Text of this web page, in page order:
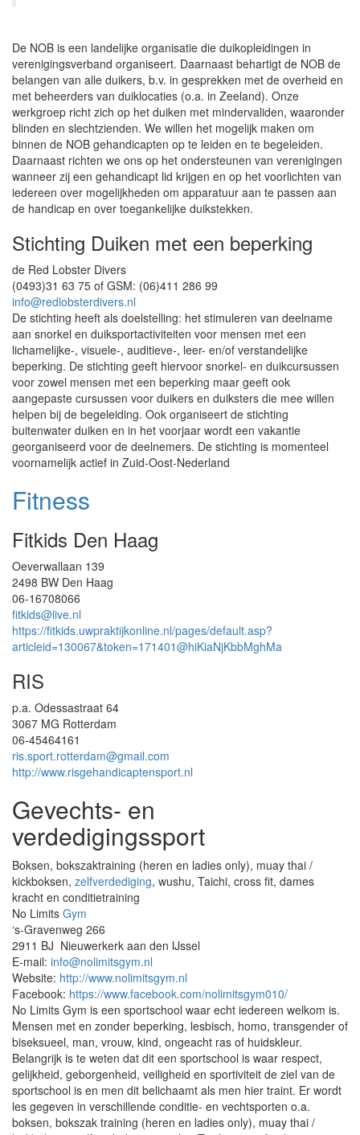
De NOB is een landelijke organisatie die duikopleidingen in
verenigingsverband organiseert. Daarnaast behartigt de NOB de
belangen van alle duikers, b.v. in gesprekken met de overheid en
met beheerders van duiklocaties (o.a. in Zeeland). Onze
werkgroep richt zich op het duiken met mindervaliden, waaronder
blinden en slechtzienden. We willen het mogelijk maken om
binnen de NOB gehandicapten op te leiden en te begeleiden.
Daarnaast richten we ons op het ondersteunen van verenigingen
wanneer zij een gehandicapt lid krijgen en op het voorlichten van
iedereen over mogelijkheden om apparatuur aan te passen aan
de handicap en over toegankelijke duikstekken.
Stichting Duiken met een beperking
de Red Lobster Divers
(0493)31 63 75 of GSM: (06)411 286 99
info@redlobsterdivers.nl
De stichting heeft als doelstelling: het stimuleren van deelname
aan snorkel en duiksportactiviteiten voor mensen met een
lichamelijke-, visuele-, auditieve-, leer- en/of verstandelijke
beperking. De stichting geeft hiervoor snorkel- en duikcursussen
voor zowel mensen met een beperking maar geeft ook
aangepaste cursussen voor duikers en duiksters die mee willen
helpen bij de begeleiding. Ook organiseert de stichting
buitenwater duiken en in het voorjaar wordt een vakantie
georganiseerd voor de deelnemers. De stichting is momenteel
voornamelijk actief in Zuid-Oost-Nederland
Fitness
Fitkids Den Haag
Oeverwallaan 139
2498 BW Den Haag
06-16708066
fitkids@live.nl
https://fitkids.uwpraktijkonline.nl/pages/default.asp?
articleid=130067&token=171401@hiKiaNjKbbMghMa
RIS
p.a. Odessastraat 64
3067 MG Rotterdam
06-45464161
ris.sport.rotterdam@gmail.com
http://www.risgehandicaptensport.nl
Gevechts- en
verdedigingssport
Boksen, bokszaktraining (heren en ladies only), muay thai /
kickboksen, zelfverdediging, wushu, Taichi, cross fit, dames
kracht en conditietraining
No Limits Gym
‘s-Gravenweg 266
2911 BJ Nieuwerkerk aan den IJssel
E-mail: info@nolimitsgym.nl
Website: http://www.nolimitsgym.nl
Facebook: https://www.facebook.com/nolimitsgym010/
No Limits Gym is een sportschool waar echt iedereen welkom is.
Mensen met en zonder beperking, lesbisch, homo, transgender of
biseksueel, man, vrouw, kind, ongeacht ras of huidskleur.
Belangrijk is te weten dat dit een sportschool is waar respect,
gelijkheid, geborgenheid, veiligheid en sportiviteit de ziel van de
sportschool is en men dit belichaamt als men hier traint. Er wordt
les gegeven in verschillende conditie- en vechtsporten o.a.
boksen, bokszak training (heren en ladies only), muay thai /